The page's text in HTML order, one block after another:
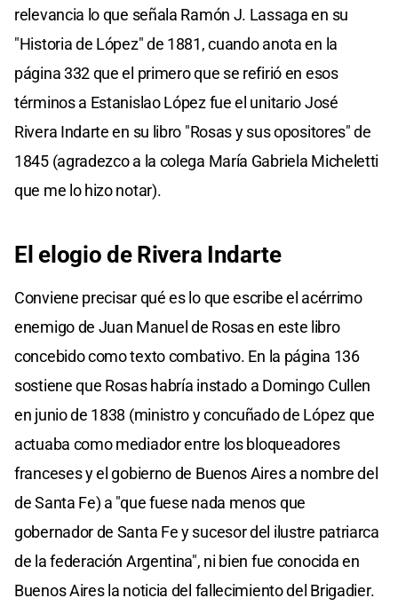
relevancia lo que señala Ramón J. Lassaga en su
"Historia de López" de 1881, cuando anota en la
página 332 que el primero que se refirió en esos
términos a Estanislao López fue el unitario José
Rivera Indarte en su libro "Rosas y sus opositores" de
1845 (agradezco a la colega María Gabriela Micheletti
que me lo hizo notar).
El elogio de Rivera Indarte
Conviene precisar qué es lo que escribe el acérrimo
enemigo de Juan Manuel de Rosas en este libro
concebido como texto combativo. En la página 136
sostiene que Rosas habría instado a Domingo Cullen
en junio de 1838 (ministro y concuñado de López que
actuaba como mediador entre los bloqueadores
franceses y el gobierno de Buenos Aires a nombre del
de Santa Fe) a "que fuese nada menos que
gobernador de Santa Fe y sucesor del ilustre patriarca
de la federación Argentina", ni bien fue conocida en
Buenos Aires la noticia del fallecimiento del Brigadier.